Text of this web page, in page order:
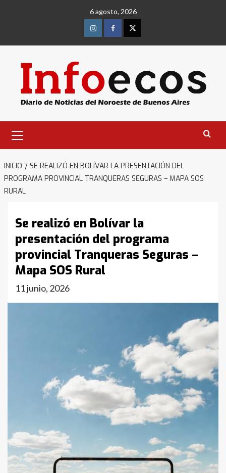
6 agosto, 2026
InstagramFacebookTwitter
primario
INICIO
SE REALIZÓ EN BOLÍVAR LA PRESENTACIÓN DEL
PROGRAMA PROVINCIAL TRANQUERAS SEGURAS – MAPA SOS
RURAL
Se realizó en Bolívar la
presentación del programa
provincial Tranqueras Seguras –
Mapa SOS Rural
11 junio, 2026